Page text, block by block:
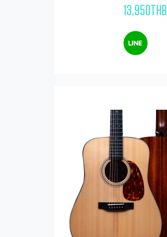
13,950THB